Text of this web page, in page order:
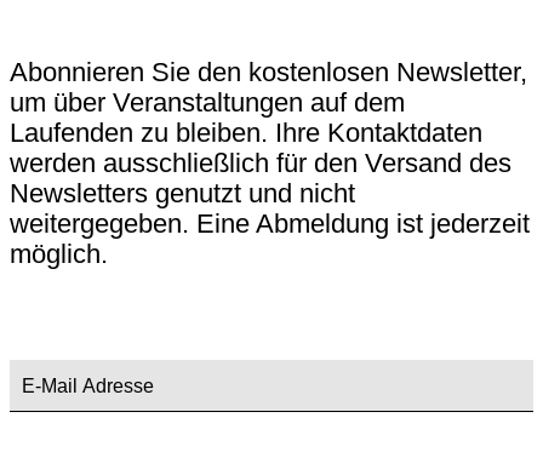
Abonnieren Sie den kostenlosen Newsletter,
um über Veranstaltungen auf dem
Laufenden zu bleiben. Ihre Kontaktdaten
werden ausschließlich für den Versand des
Newsletters genutzt und nicht
weitergegeben. Eine Abmeldung ist jederzeit
möglich.